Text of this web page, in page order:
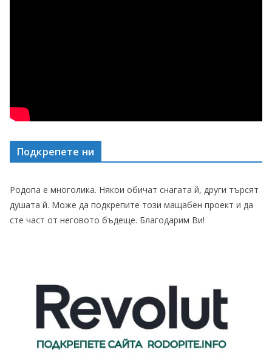
Подкрепете ни
Родопа е многолика. Някои обичат снагата й, други търсят
душата й. Може да подкрепите този мащабен проект и да
сте част от неговото бъдеще. Благодарим Ви!